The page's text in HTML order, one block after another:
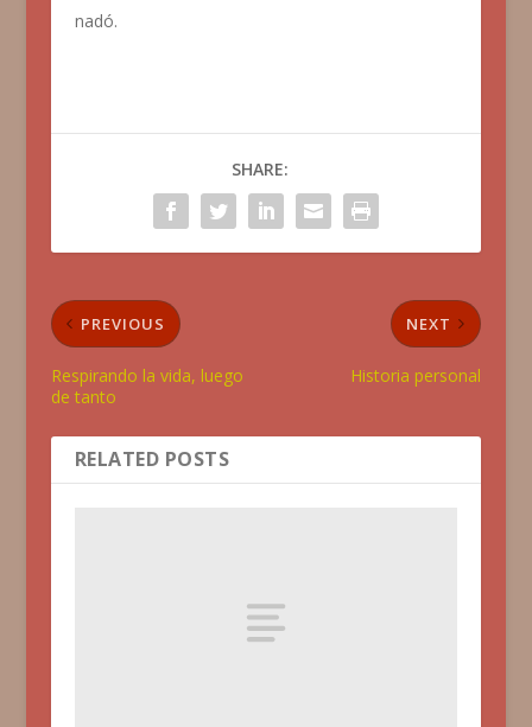
nadó.
SHARE:
PREVIOUS
Respirando la vida, luego
de tanto
NEXT
Historia personal
RELATED POSTS